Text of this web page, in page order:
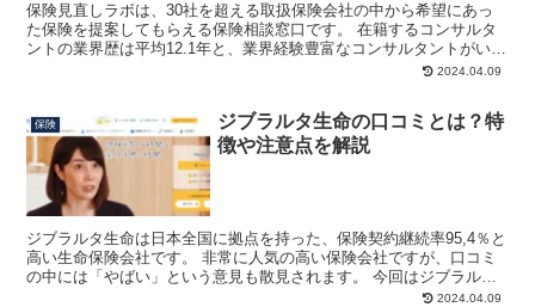
保険見直しラボは、30社を超える取扱保険会社の中から希望にあっ
た保険を提案してもらえる保険相談窓口です。 在籍するコンサルタ
ントの業界歴は平均12.1年と、業界経験豊富なコンサルタントがいる
2024.04.09
保険
ジブラルタ生命の口コミとは？特
徴や注意点を解説
ジブラルタ生命は日本全国に拠点を持った、保険契約継続率95,4％と
高い生命保険会社です。 非常に人気の高い保険会社ですが、口コミ
の中には「やばい」という意見も散見されます。 今回はジブラルタ
生命の実際の口コミや特徴、やばいと言われる理由につ... 2024.04.09